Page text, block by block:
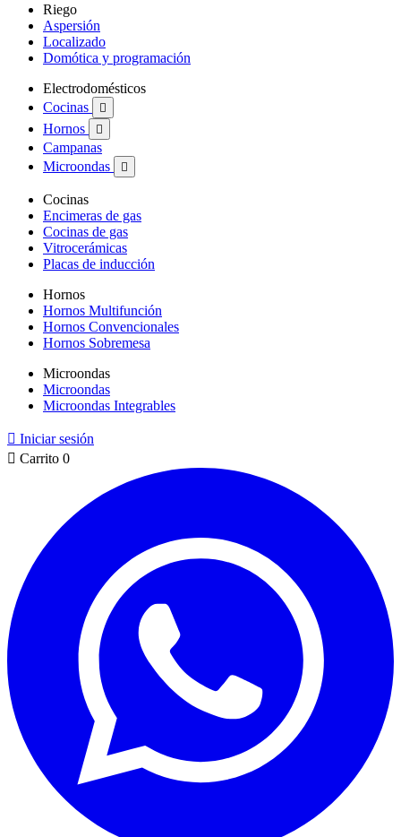
Riego
Aspersión
Localizado
Domótica y programación
Electrodomésticos
Cocinas

Hornos 
Campanas
Microondas

Cocinas
Encimeras de gas
Cocinas de gas
Vitrocerámicas
Placas de inducción
Hornos
Hornos Multifunción
Hornos Convencionales
Hornos Sobremesa
Microondas
Microondas
Microondas Integrables
 Iniciar sesión
 Carrito 0